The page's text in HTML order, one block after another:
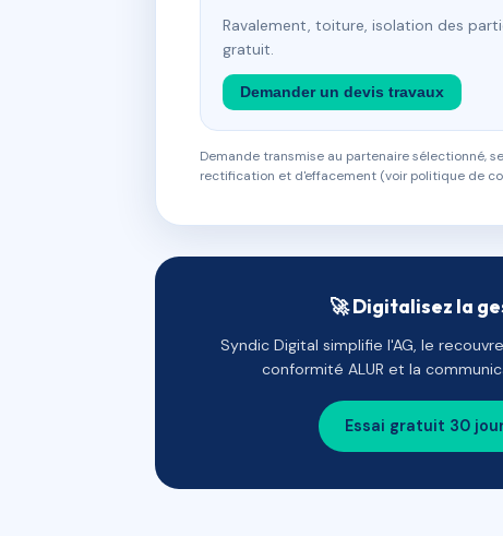
Ravalement, toiture, isolation des
gratuit.
Demander un devis travaux
Demande transmise au partenaire sélectionné,
rectification et d'effacement (voir politique de
🚀 Digitalisez la
Syndic Digital simplifie l'AG, le
conformité ALUR et la
Essai gratuit 30